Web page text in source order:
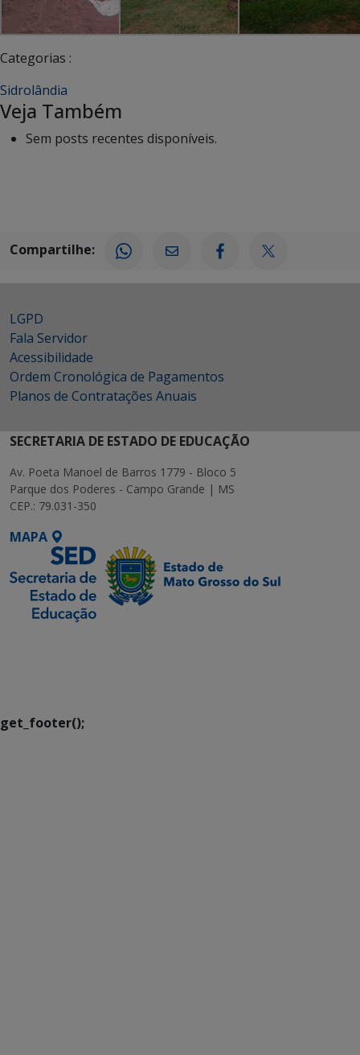
Categorias :
Sidrolândia
Veja Também
Sem posts recentes disponíveis.
Compartilhe:
LGPD
Fala Servidor
Acessibilidade
Ordem Cronológica de Pagamentos
Planos de Contratações Anuais
SECRETARIA DE ESTADO DE EDUCAÇÃO
Av. Poeta Manoel de Barros 1779 - Bloco 5
Parque dos Poderes - Campo Grande | MS
CEP.: 79.031-350
MAPA
get_footer();